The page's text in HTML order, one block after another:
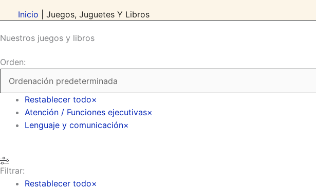
Inicio Juegos, Juguetes Y Libros
Nuestros juegos y libros
Orden:
Restablecer todo×
Atención / Funciones ejecutivas×
Lenguaje y comunicación×
Filtrar:
Restablecer todo×